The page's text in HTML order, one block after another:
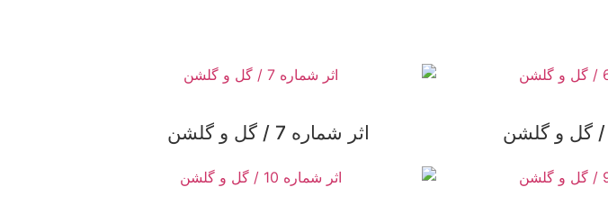
اثر شماره 7 / گل و گلشن